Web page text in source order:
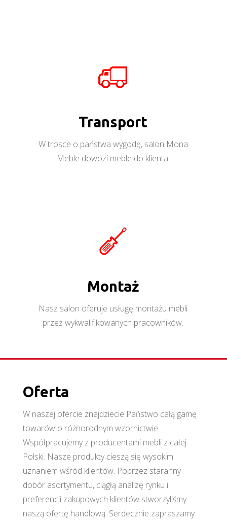
Transport
W trosce o państwa wygodę, salon Mona
Meble dowozi meble do klienta.
Montaż
Nasz salon oferuje usługę montażu mebli
przez wykwalifikowanych pracowników.
Oferta
W naszej ofercie znajdziecie Państwo całą gamę
towarów o różnorodnym wzornictwie.
Współpracujemy z producentami mebli z całej
Polski. Nasze produkty cieszą się wysokim
uznaniem wśród klientów. Poprzez staranny
dobór asortymentu, ciągłą analizę rynku i
preferencji zakupowych klientów stworzyliśmy
naszą ofertę handlową. Serdecznie zapraszamy